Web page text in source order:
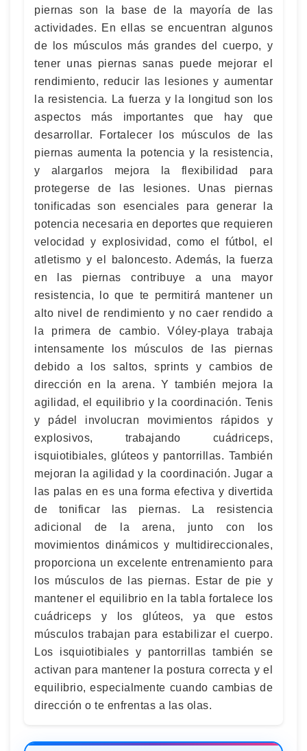
piernas son la base de la mayoría de las
actividades. En ellas se encuentran algunos
de los músculos más grandes del cuerpo, y
tener unas piernas sanas puede mejorar el
rendimiento, reducir las lesiones y aumentar
la resistencia. La fuerza y la longitud son los
aspectos más importantes que hay que
desarrollar. Fortalecer los músculos de las
piernas aumenta la potencia y la resistencia,
y alargarlos mejora la flexibilidad para
protegerse de las lesiones. Unas piernas
tonificadas son esenciales para generar la
potencia necesaria en deportes que requieren
velocidad y explosividad, como el fútbol, el
atletismo y el baloncesto. Además, la fuerza
en las piernas contribuye a una mayor
resistencia, lo que te permitirá mantener un
alto nivel de rendimiento y no caer rendido a
la primera de cambio. Vóley-playa trabaja
intensamente los músculos de las piernas
debido a los saltos, sprints y cambios de
dirección en la arena. Y también mejora la
agilidad, el equilibrio y la coordinación. Tenis
y pádel involucran movimientos rápidos y
explosivos, trabajando cuádriceps,
isquiotibiales, glúteos y pantorrillas. También
mejoran la agilidad y la coordinación. Jugar a
las palas en es una forma efectiva y divertida
de tonificar las piernas. La resistencia
adicional de la arena, junto con los
movimientos dinámicos y multidireccionales,
proporciona un excelente entrenamiento para
los músculos de las piernas. Estar de pie y
mantener el equilibrio en la tabla fortalece los
cuádriceps y los glúteos, ya que estos
músculos trabajan para estabilizar el cuerpo.
Los isquiotibiales y pantorrillas también se
activan para mantener la postura correcta y el
equilibrio, especialmente cuando cambias de
dirección o te enfrentas a las olas.